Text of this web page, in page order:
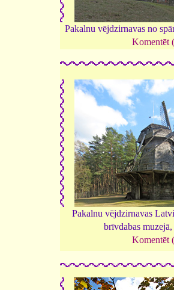
Pakalnu vējdzirnavas no
Komentēt
Pakalnu vējdzirnavas
brīvdabas muzejā,
Komentēt